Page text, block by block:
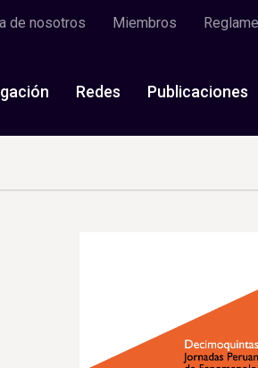
de nosotros Miembros
Redes Publicaciones